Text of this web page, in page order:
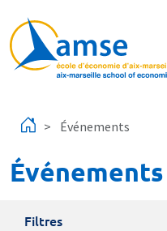
Événements
Événements
Filtres